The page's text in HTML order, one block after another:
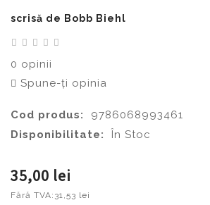
scrisă de Bobb Biehl
0 opinii
Spune-ţi opinia
Cod produs:
9786068993461
Disponibilitate:
În Stoc
35,00 lei
Fără TVA: 31,53 lei